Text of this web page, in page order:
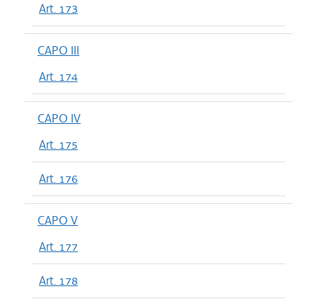
Art. 173
CAPO III
Art. 174
CAPO IV
Art. 175
Art. 176
CAPO V
Art. 177
Art. 178